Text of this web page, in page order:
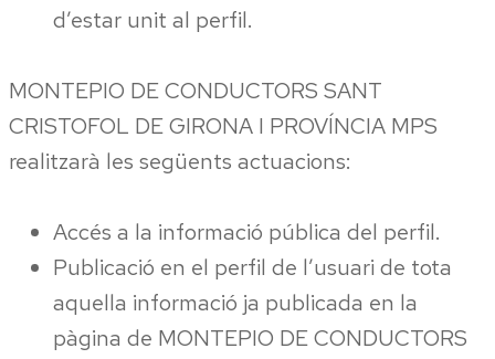
d’estar unit al perfil.
MONTEPIO DE CONDUCTORS SANT
CRISTOFOL DE GIRONA I PROVÍNCIA MPS
realitzarà les següents actuacions:
Accés a la informació pública del perfil.
Publicació en el perfil de l’usuari de tota
aquella informació ja publicada en la
pàgina de MONTEPIO DE CONDUCTORS